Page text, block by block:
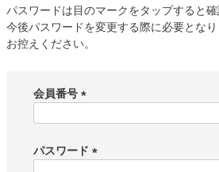
パスワードは目のマークをタップすると確
今後パスワードを変更する際に必要とな
お控えください。
会員番号
須
)
パスワード